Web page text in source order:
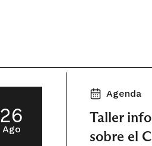
26
Ago
Agenda
Taller
sobre el